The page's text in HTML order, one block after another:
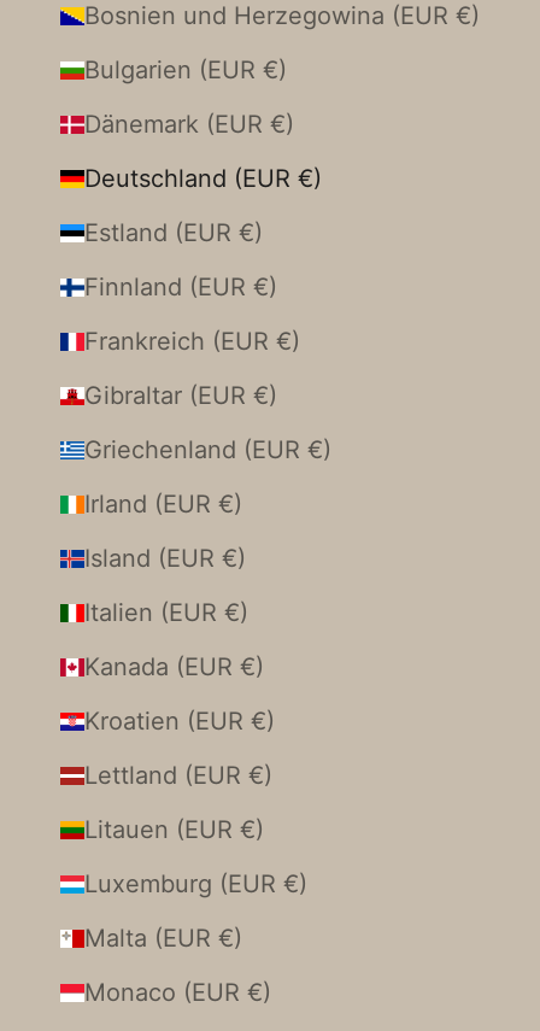
Bosnien und Herzegowina (EUR €)
Bulgarien (EUR €)
Dänemark (EUR €)
Deutschland (EUR €)
Estland (EUR €)
Finnland (EUR €)
Frankreich (EUR €)
Gibraltar (EUR €)
Griechenland (EUR €)
Irland (EUR €)
Island (EUR €)
Italien (EUR €)
Kanada (EUR €)
Kroatien (EUR €)
Lettland (EUR €)
Litauen (EUR €)
Luxemburg (EUR €)
Malta (EUR €)
Monaco (EUR €)